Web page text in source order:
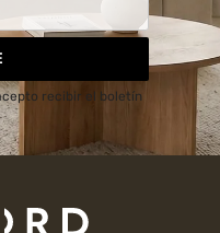
recibir el boletín